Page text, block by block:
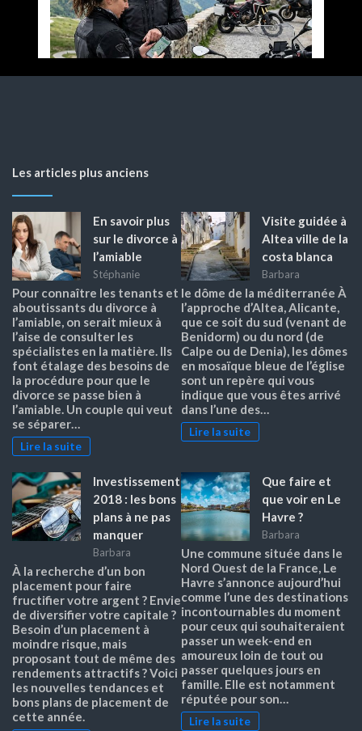
Les articles plus anciens
En savoir plus
sur le divorce à
l’amiable
Stéphanie
Pour connaître les tenants et
aboutissants du divorce à
l’amiable, on serait mieux à
l’aise de consulter les
spécialistes en la matière. Ils
font étalage des besoins de
la procédure pour que le
divorce se passe bien à
l’amiable. Un couple qui veut
se séparer…
Lire la suite
Visite guidée à
Altea ville de la
costa blanca
Barbara
le dôme de la méditerranée À
l’approche d’Altea, Alicante,
que ce soit du sud (venant de
Benidorm) ou du nord (de
Calpe ou de Denia), les dômes
en mosaïque bleue de l’église
sont un repère qui vous
indique que vous êtes arrivé
dans l’une des…
Lire la suite
Investissement
2018 : les bons
plans à ne pas
manquer
Barbara
À la recherche d’un bon
placement pour faire
fructifier votre argent ? Envie
de diversifier votre capitale ?
Besoin d’un placement à
moindre risque, mais
proposant tout de même des
rendements attractifs ? Voici
les nouvelles tendances et
bons plans de placement de
cette année.
Que faire et
que voir en Le
Havre ?
Barbara
Une commune située dans le
Nord Ouest de la France, Le
Havre s’annonce aujourd’hui
comme l’une des destinations
incontournables du moment
pour ceux qui souhaiteraient
passer un week-end en
amoureux loin de tout ou
passer quelques jours en
famille. Elle est notamment
réputée pour son…
Lire la suite